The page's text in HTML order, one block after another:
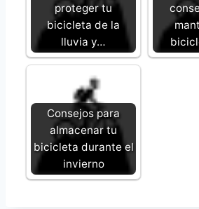
proteger tu
bicicleta de la
lluvia y…
Consejos para
almacenar tu
bicicleta durante el
invierno